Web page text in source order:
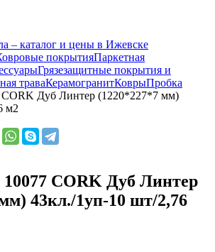
– каталог и цены в Ижевске
покрытияПаркетная
Грязезащитные покрытия и
траваКерамогранитКоврыПробка
Дуб Линтер (1220*227*7 мм)
м2
CORK Дуб Линтер
43кл./1уп-10 шт/2,76